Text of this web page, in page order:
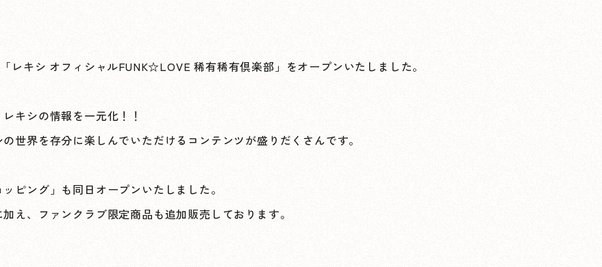
レキシ オフィシャルFUNK☆LOVE 稀有稀有倶楽部」をオープンいたしました。
キシの情報を一元化！！
世界を存分に楽しんでいただけるコンテンツが盛りだくさんです。
ピング」も同日オープンいたしました。
え、ファンクラブ限定商品も追加販売しております。